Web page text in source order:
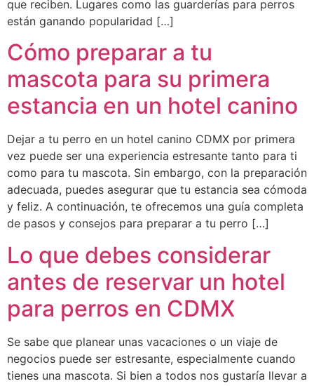
que reciben. Lugares como las guarderías para perros
están ganando popularidad […]
Cómo preparar a tu
mascota para su primera
estancia en un hotel canino
Dejar a tu perro en un hotel canino CDMX por primera
vez puede ser una experiencia estresante tanto para ti
como para tu mascota. Sin embargo, con la preparación
adecuada, puedes asegurar que tu estancia sea cómoda
y feliz. A continuación, te ofrecemos una guía completa
de pasos y consejos para preparar a tu perro […]
Lo que debes considerar
antes de reservar un hotel
para perros en CDMX
Se sabe que planear unas vacaciones o un viaje de
negocios puede ser estresante, especialmente cuando
tienes una mascota. Si bien a todos nos gustaría llevar a